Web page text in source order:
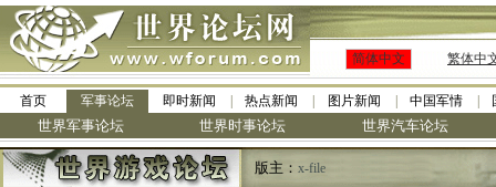
简体中文 繁体中
首页 军事论坛 即时新闻 热点新闻 图片新闻 中国军情
世界军事论坛 世界时事论坛 世界汽车论坛
版主： x-file